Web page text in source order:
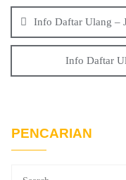
navigation
Info Daftar Ulang –
Info Daftar
PENCARIAN